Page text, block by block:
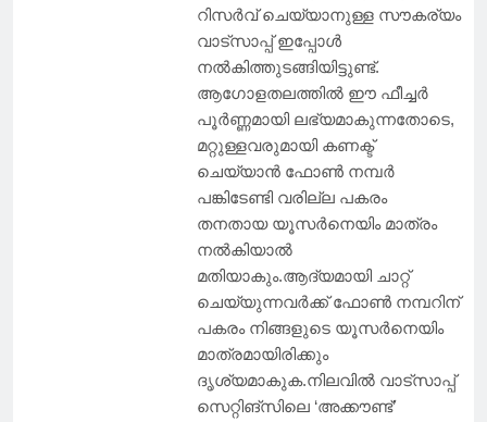
റിസർവ് ചെയ്യാനുള്ള സൗകര്യം
വാട്സാപ്പ് ഇപ്പോൾ
നൽകിത്തുടങ്ങിയിട്ടുണ്ട്.
ആഗോളതലത്തിൽ ഈ ഫീച്ചർ
പൂർണ്ണമായി ലഭ്യമാകുന്നതോടെ,
മറ്റുള്ളവരുമായി കണക്ട്
ചെയ്യാൻ ഫോൺ നമ്പർ
പങ്കിടേണ്ടി വരില്ല പകരം
തനതായ യൂസർനെയിം മാത്രം
നൽകിയാൽ
മതിയാകും.ആദ്യമായി ചാറ്റ്
ചെയ്യുന്നവർക്ക് ഫോൺ നമ്പറിന്
പകരം നിങ്ങളുടെ യൂസർനെയിം
മാത്രമായിരിക്കും
ദൃശ്യമാകുക.നിലവിൽ വാട്സാപ്പ്
സെറ്റിങ്സിലെ ‘അക്കൗണ്ട്’